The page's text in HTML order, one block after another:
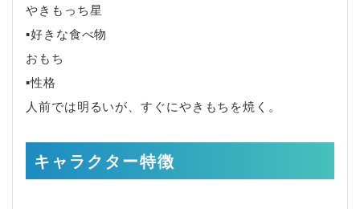
やきもっち星
▪好きな食べ物
おもち
▪性格
人前では明るいが、すぐにやきもちを焼く。
キャラクター特徴